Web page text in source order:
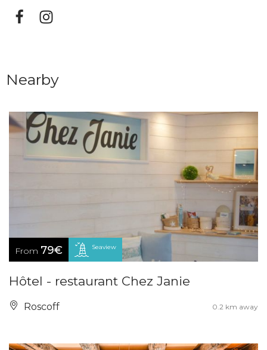
Nearby
From 79€ Seaview
Hôtel - restaurant Chez Janie
Roscoff 0.2 km away